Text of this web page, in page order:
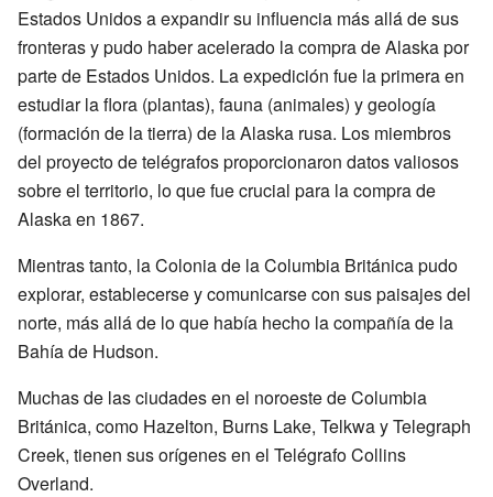
Estados Unidos a expandir su influencia más allá de sus
fronteras y pudo haber acelerado la compra de Alaska por
parte de Estados Unidos. La expedición fue la primera en
estudiar la flora (plantas), fauna (animales) y geología
(formación de la tierra) de la Alaska rusa. Los miembros
del proyecto de telégrafos proporcionaron datos valiosos
sobre el territorio, lo que fue crucial para la compra de
Alaska en 1867.
Mientras tanto, la Colonia de la Columbia Británica pudo
explorar, establecerse y comunicarse con sus paisajes del
norte, más allá de lo que había hecho la compañía de la
Bahía de Hudson.
Muchas de las ciudades en el noroeste de Columbia
Británica, como Hazelton, Burns Lake, Telkwa y Telegraph
Creek, tienen sus orígenes en el Telégrafo Collins
Overland.